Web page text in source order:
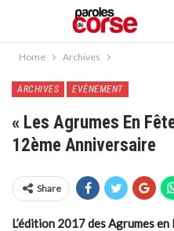
Home Archives
ARCHIVES EVÈNEMENT
« Les Agrumes En
12ème Anniversaire
Share
L’édition 2017 des Agrumes